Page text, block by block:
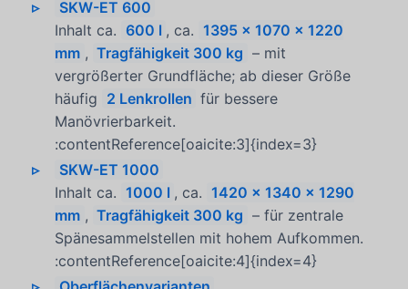
SKW-ET 600
Inhalt ca. 600 l , ca. 1395 x 1070 x 1220
mm , Tragfähigkeit 300 kg – mit
vergrößerter Grundfläche; ab dieser Größe
häufig 2 Lenkrollen für bessere
Manövrierbarkeit.
:contentReference[oaicite:3]{index=3}
SKW-ET 1000
Inhalt ca. 1000 l , ca. 1420 x 1340 x 1290
mm , Tragfähigkeit 300 kg – für zentrale
Spänesammelstellen mit hohem Aufkommen.
:contentReference[oaicite:4]{index=4}